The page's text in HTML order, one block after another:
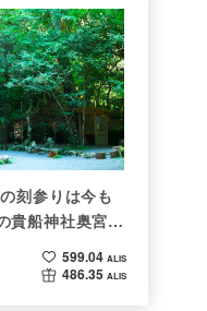
刻参りは今も
船神社奥宮を
599.04 ALIS
486.35 ALIS